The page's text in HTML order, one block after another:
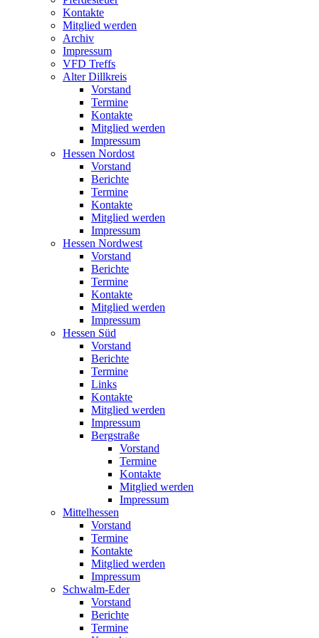
Kontakte
Mitglied werden
Archiv
Impressum
VFD Treffs
Alter Dillkreis
Vorstand
Termine
Kontakte
Mitglied werden
Impressum
Hessen Nordost
Vorstand
Berichte
Termine
Kontakte
Mitglied werden
Impressum
Hessen Nordwest
Vorstand
Berichte
Termine
Kontakte
Mitglied werden
Impressum
Hessen Süd
Vorstand
Berichte
Termine
Links
Kontakte
Mitglied werden
Impressum
Bergstraße
Vorstand
Termine
Kontakte
Mitglied werden
Impressum
Mittelhessen
Vorstand
Termine
Kontakte
Mitglied werden
Impressum
Schwalm-Eder
Vorstand
Berichte
Termine